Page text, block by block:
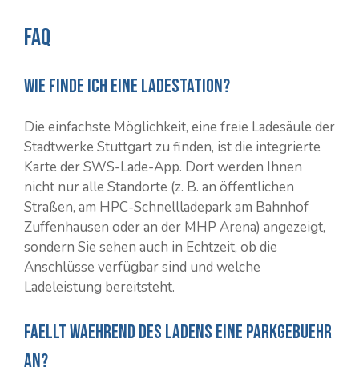
FAQ
Wie finde ich eine Ladestation?
Die einfachste Möglichkeit, eine freie Ladesäule der
Stadtwerke Stuttgart zu finden, ist die integrierte
Karte der SWS-Lade-App. Dort werden Ihnen
nicht nur alle Standorte (z. B. an öffentlichen
Straßen, am HPC-Schnellladepark am Bahnhof
Zuffenhausen oder an der MHP Arena) angezeigt,
sondern Sie sehen auch in Echtzeit, ob die
Anschlüsse verfügbar sind und welche
Ladeleistung bereitsteht.
Faellt waehrend des Ladens eine Parkgebuehr
an?